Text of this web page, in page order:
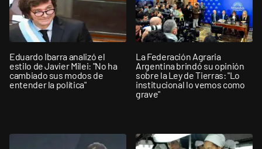
Eduardo Ibarra analizó el
estilo de Javier Milei: "No ha
cambiado sus modos de
entender la política"
La Federación Agraria
Argentina brindó su opinión
sobre la Ley de Tierras: "Lo
institucional lo vemos como
grave"